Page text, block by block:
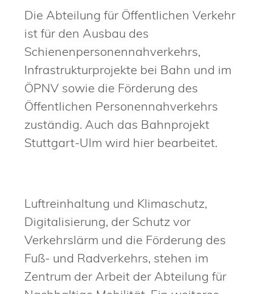
Die Abteilung für Öffentlichen Verkehr
ist für den Ausbau des
Schienenpersonennahverkehrs,
Infrastrukturprojekte bei Bahn und im
ÖPNV sowie die Förderung des
Öffentlichen Personennahverkehrs
zuständig. Auch das Bahnprojekt
Stuttgart-Ulm wird hier bearbeitet.
Luftreinhaltung und Klimaschutz,
Digitalisierung, der Schutz vor
Verkehrslärm und die Förderung des
Fuß- und Radverkehrs, stehen im
Zentrum der Arbeit der Abteilung für